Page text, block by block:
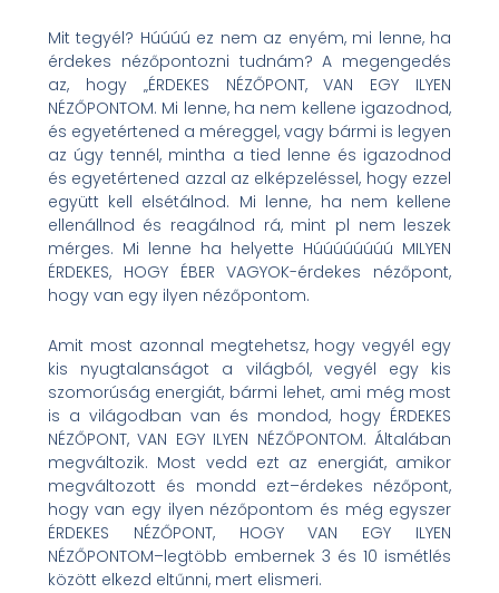
Mit tegyél? Húúúú ez nem az enyém, mi lenne, ha
érdekes nézőpontozni tudnám? A megengedés
az, hogy „ÉRDEKES NÉZŐPONT, VAN EGY ILYEN
NÉZŐPONTOM. Mi lenne, ha nem kellene igazodnod,
és egyetértened a méreggel, vagy bármi is legyen
az úgy tennél, mintha a tied lenne és igazodnod
és egyetértened azzal az elképzeléssel, hogy ezzel
együtt kell elsétálnod. Mi lenne, ha nem kellene
ellenállnod és reagálnod rá, mint pl nem leszek
mérges. Mi lenne ha helyette Húúúúúúúú MILYEN
ÉRDEKES, HOGY ÉBER VAGYOK-érdekes nézőpont,
hogy van egy ilyen nézőpontom.
Amit most azonnal megtehetsz, hogy vegyél egy
kis nyugtalanságot a világból, vegyél egy kis
szomorúság energiát, bármi lehet, ami még most
is a világodban van és mondod, hogy ÉRDEKES
NÉZŐPONT, VAN EGY ILYEN NÉZŐPONTOM. Általában
megváltozik. Most vedd ezt az energiát, amikor
megváltozott és mondd ezt–érdekes nézőpont,
hogy van egy ilyen nézőpontom és még egyszer
ÉRDEKES NÉZŐPONT, HOGY VAN EGY ILYEN
NÉZŐPONTOM–legtöbb embernek 3 és 10 ismétlés
között elkezd eltűnni, mert elismeri.